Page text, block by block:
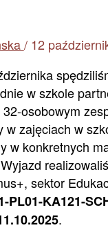
/ 12
w szkole
osobowym
w zajęciach w
w konkretnych
sektor
PL01-KA121-
.